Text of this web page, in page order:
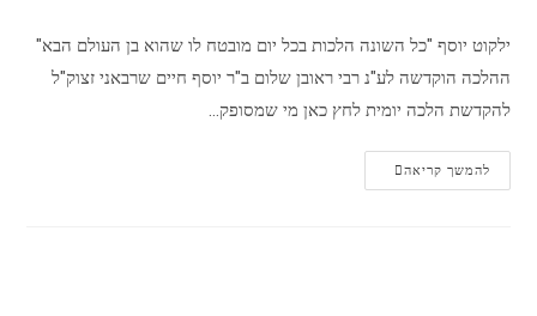
ילקוט יוסף "כל השונה הלכות בכל יום מובטח לו שהוא בן העולם הבא"
ההלכה הוקדשה לע"נ רבי ראובן שלום ב"ר יוסף חיים שרבאני זצוק"ל
להקדשת הלכה יומית לחץ כאן מי שמסופק…
להמשך קריאה